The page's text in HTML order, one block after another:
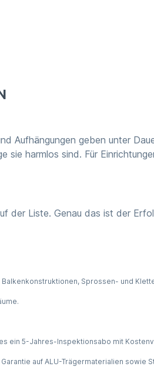
Aufhängungen geben unter
harmlos sind. Für
der Liste. Genau das ist der
Sprossen- und
ein 5-Jahres-Inspektionsabo mit
auf ALU-Trägermaterialien sowie